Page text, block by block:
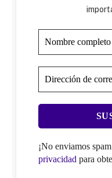
¡No enviamos
privacidad para